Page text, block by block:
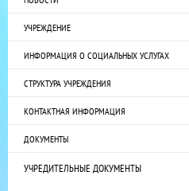
УЧРЕЖДЕНИЕ
ИНФОРМАЦИЯ О СОЦИАЛЬНЫХ УСЛУГАХ
СТРУКТУРА УЧРЕЖДЕНИЯ
КОНТАКТНАЯ ИНФОРМАЦИЯ
ДОКУМЕНТЫ
УЧРЕДИТЕЛЬНЫЕ ДОКУМЕНТЫ